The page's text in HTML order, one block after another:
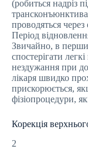
(робиться надріз
проводяться через
Період
Звичайно, в
спостерігати
нездужання при
лікаря швидко
прискорюється,
фізіопроцедури,
Корекція
2